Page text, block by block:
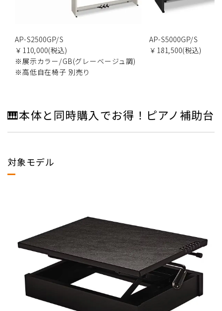
AP-S2500GP/S
￥110,000(税込)
※展示カラー/GB(グレーベージュ調)
※高低自在椅子 別売り
AP-S5000GP/S
￥181,500(税込)
🎹本体と同時購入でお得！ピアノ補助台
対象モデル